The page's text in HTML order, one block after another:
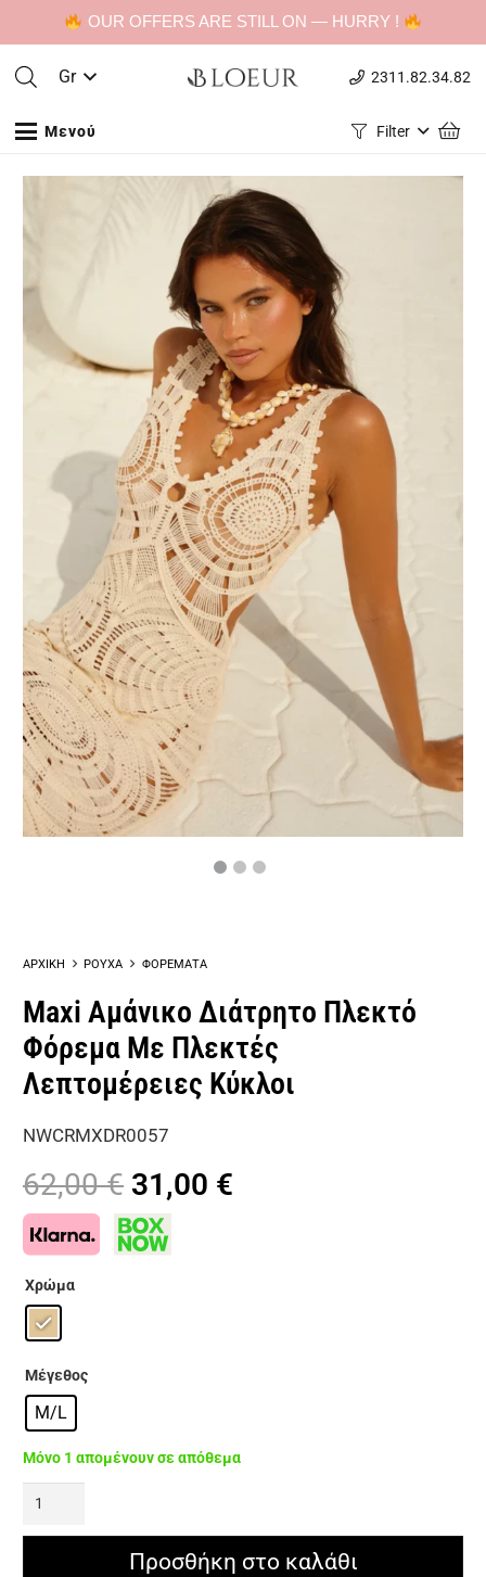
OUR OFFERS ARE STILL ON — HURRY !
Gr 2311.82.34.82
Μενού Filter
ΑΡΧΙΚΗ ΡΟΥΧΑ ΦΟΡΕΜΑΤΑ
Maxi Αμάνικο Διάτρητο Πλεκτό
Φόρεμα Με Πλεκτές
Λεπτομέρειες Κύκλοι
NWCRMXDR0057
62,00€ Original
price
was:
31,00 €
Χρώμα
Μέγεθος
M/L
Μόνο 1 απομένουν σε απόθεμα
Maxi
Προσθήκη στο καλάθι